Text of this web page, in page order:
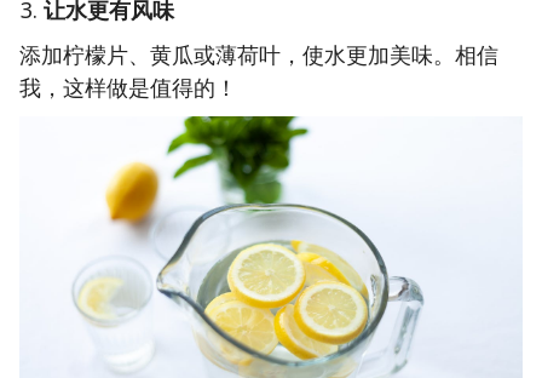
让水更有风味
添加柠檬片、黄瓜或薄荷叶，使水更加美味。相信
我，这样做是值得的！